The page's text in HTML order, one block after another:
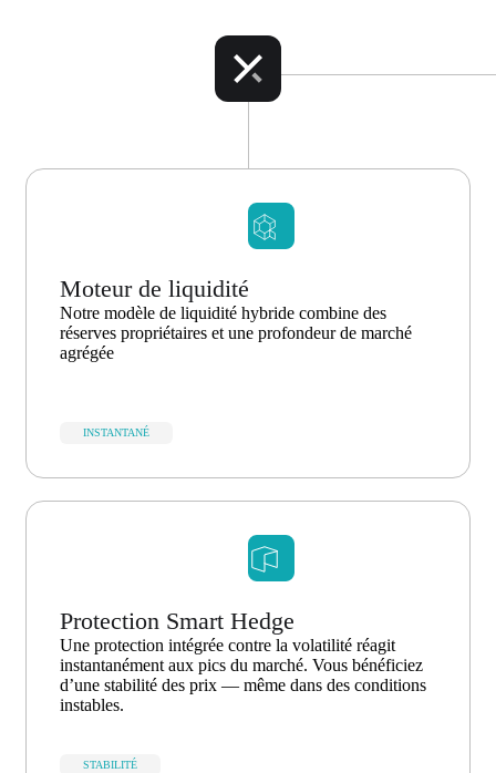
Moteur de liquidité
Notre modèle de liquidité hybride combine des
réserves propriétaires et une profondeur de marché
agrégée
INSTANTANÉ
Protection Smart Hedge
Une protection intégrée contre la volatilité réagit
instantanément aux pics du marché. Vous bénéficiez
d’une stabilité des prix — même dans des conditions
instables.
STABILITÉ